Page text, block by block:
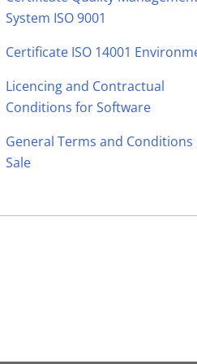
System ISO 9001
Certificate ISO 14001
Licencing and Contractual
Conditions for Software
General Terms and Conditions
Sale